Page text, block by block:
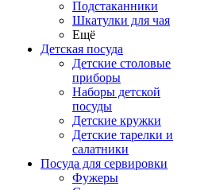
Подстаканники
Шкатулки для чая
Ещё
Детская посуда
Детские столовые
приборы
Наборы детской
посуды
Детские кружки
Детские тарелки и
салатники
Посуда для сервировки
Фужеры